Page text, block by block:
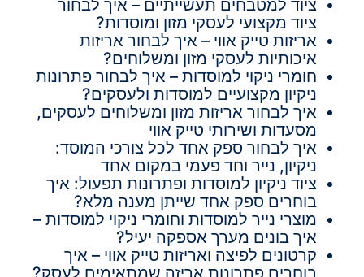
ציוד למטבחים תעשייתיים – איך לבחור
ציוד מקצועי לעסקי מזון ומוסדות?
אריזות טייק אווי – איך לבחור אריזות
איכותיות לעסקי מזון ומשלוחים?
חומרי ניקוי למוסדות – איך לבחור פתרונות
ניקיון מקצועיים למוסדות ולעסקים?
איך לבחור אריזות מזון ומשלוחים לעסקים,
מסעדות ושירותי טייק אווי
איך לבחור ספק אחד לכל צורכי המוסד:
ניקיון, נייר וחד פעמי במקום אחד
ציוד ניקיון למוסדות ופתרונות תפעול: איך
בוחרים ספק אחד שייתן מענה מלא?
מוצרי נייר למוסדות וחומרי ניקוי למוסדות –
איך בונים מערך אספקה יעיל?
קרטונים לפיצה ואריזות טייק אווי – איך
בוחרים פתרונות אריזה שמתאימים לעסק?